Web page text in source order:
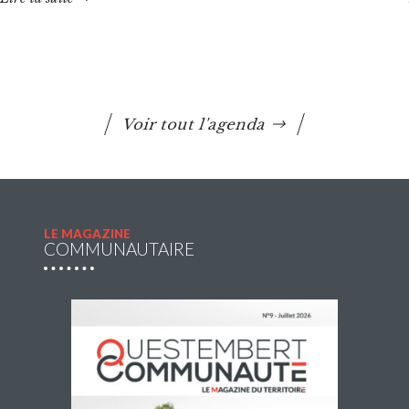
Accueils de loisirs : Ouverture des
réservations des mercredis de septembre à
décembre 2026
Les réservations des mercredis aux accueils de loisirs de
La Maison Pop’, pour la période de septembre à
Voir tout l'agenda
LE MAGAZINE
COMMUNAUTAIRE